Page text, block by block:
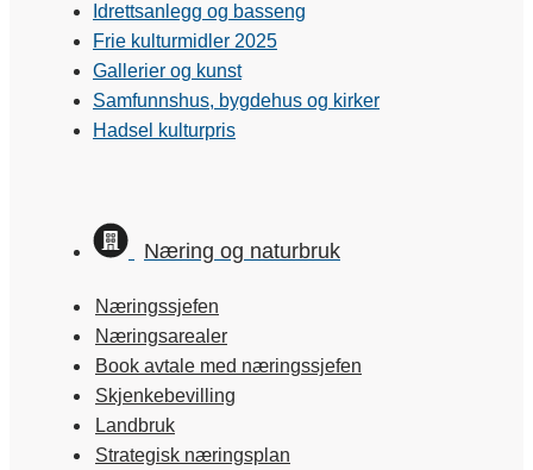
Idrettsanlegg og basseng
Frie kulturmidler 2025
Gallerier og kunst
Samfunnshus, bygdehus og kirker
Hadsel kulturpris
Næring og naturbruk
Næringssjefen
Næringsarealer
Book avtale med næringssjefen
Skjenkebevilling
Landbruk
Strategisk næringsplan